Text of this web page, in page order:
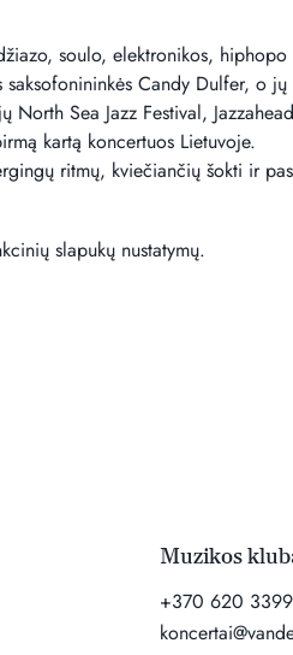
soulo, elektronikos,
Candy Dulfer, o jų
Sea Jazz Festival,
kartą koncertuos Lietuvoje.
ritmų, kviečiančių šokti ir
slapukų nustatymų.
Muzikos
+370 620